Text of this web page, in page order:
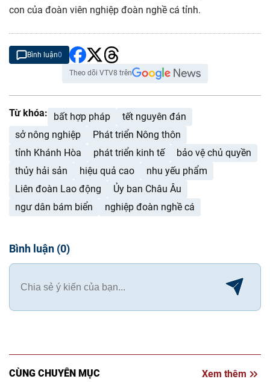
con của đoàn viên nghiệp đoàn nghề cá tỉnh.
Bình luận0
Theo dõi VTV8 trên
Từ khóa: bất hợp pháp
tết nguyên đán
sở nông nghiệp
Phát triển Nông thôn
tỉnh Khánh Hòa
phát triển kinh tế
bảo vệ chủ quyền
thủy hải sản
hiệu quả cao
nhu yếu phẩm
Liên đoàn Lao động
Ủy ban Châu Âu
ngư dân bám biển
nghiệp đoàn nghề cá
Bình luận (0)
CÙNG CHUYÊN MỤC Xem thêm